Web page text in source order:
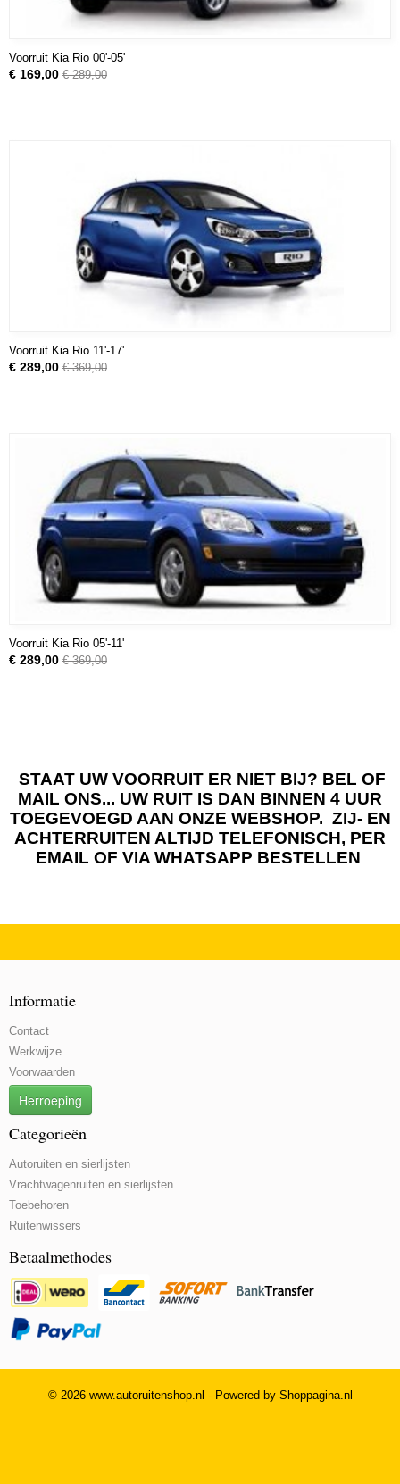
Voorruit Kia Rio 00'-05'
€ 169,00 € 289,00
Voorruit Kia Rio 11'-17'
€ 289,00 € 369,00
Voorruit Kia Rio 05'-11'
€ 289,00 € 369,00
STAAT UW VOORRUIT ER NIET BIJ? BEL OF
MAIL ONS... UW RUIT IS DAN BINNEN 4 UUR
TOEGEVOEGD AAN ONZE WEBSHOP. ZIJ- EN
ACHTERRUITEN ALTIJD TELEFONISCH, PER
EMAIL OF VIA WHATSAPP BESTELLEN
Informatie
Contact
Werkwijze
Voorwaarden
Herroeping
Categorieën
Autoruiten en sierlijsten
Vrachtwagenruiten en sierlijsten
Toebehoren
Ruitenwissers
Betaalmethodes
© 2026 www.autoruitenshop.nl - Powered by Shoppagina.nl